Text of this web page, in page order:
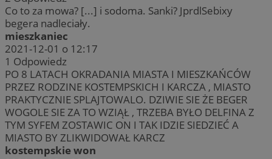
Co to za mowa? [...] i sodoma. Sanki? JprdlSebixy
begera nadleciały.
mieszkaniec
2021-12-01 o 12:17
1 Odpowiedz
PO 8 LATACH OKRADANIA MIASTA I MIESZKAŃCÓW
PRZEZ RODZINE KOSTEMPSKICH I KARCZA , MIASTO
PRAKTYCZNIE SPLAJTOWALO. DZIWIE SIE ŻE BEGER
WOGOLE SIE ZA TO WZIĄŁ , TRZEBA BYŁO DELFINA Z
TYM SYFEM ZOSTAWIC ON I TAK IDZIE SIEDZIEĆ A
MIASTO BY ZLIKWIDOWAŁ KARCZ
kostempskie won